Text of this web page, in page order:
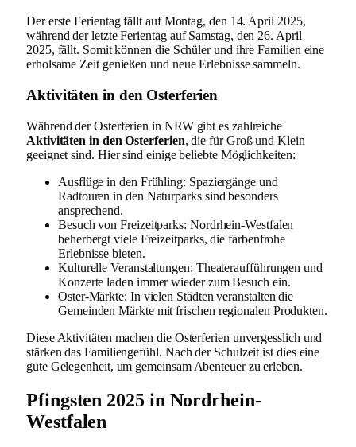
Der erste Ferientag fällt auf Montag, den 14. April 2025,
während der letzte Ferientag auf Samstag, den 26. April
2025, fällt. Somit können die Schüler und ihre Familien eine
erholsame Zeit genießen und neue Erlebnisse sammeln.
Aktivitäten in den Osterferien
Während der Osterferien in NRW gibt es zahlreiche
Aktivitäten in den Osterferien, die für Groß und Klein
geeignet sind. Hier sind einige beliebte Möglichkeiten:
Ausflüge in den Frühling: Spaziergänge und
Radtouren in den Naturparks sind besonders
ansprechend.
Besuch von Freizeitparks: Nordrhein-Westfalen
beherbergt viele Freizeitparks, die farbenfrohe
Erlebnisse bieten.
Kulturelle Veranstaltungen: Theateraufführungen und
Konzerte laden immer wieder zum Besuch ein.
Oster-Märkte: In vielen Städten veranstalten die
Gemeinden Märkte mit frischen regionalen Produkten.
Diese Aktivitäten machen die Osterferien unvergesslich und
stärken das Familiengefühl. Nach der Schulzeit ist dies eine
gute Gelegenheit, um gemeinsam Abenteuer zu erleben.
Pfingsten 2025 in Nordrhein-
Westfalen